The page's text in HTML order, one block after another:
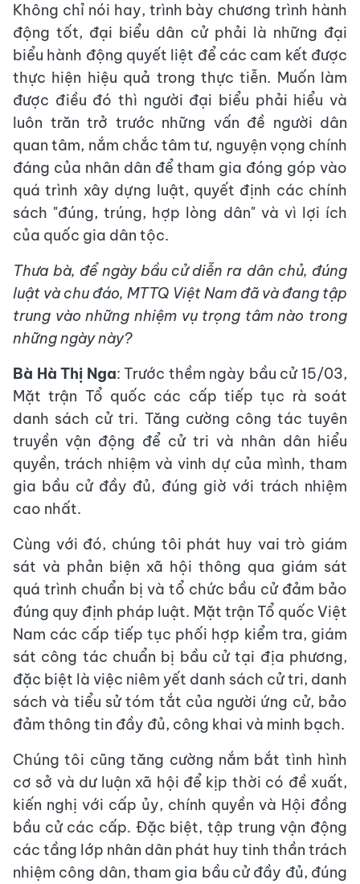
Không chỉ nói hay, trình bày chương trình hành
động tốt, đại biểu dân cử phải là những đại
biểu hành động quyết liệt để các cam kết được
thực hiện hiệu quả trong thực tiễn. Muốn làm
được điều đó thì người đại biểu phải hiểu và
luôn trăn trở trước những vấn đề người dân
quan tâm, nắm chắc tâm tư, nguyện vọng chính
đáng của nhân dân để tham gia đóng góp vào
quá trình xây dựng luật, quyết định các chính
sách "đúng, trúng, hợp lòng dân" và vì lợi ích
của quốc gia dân tộc.
Thưa bà, để ngày bầu cử diễn ra dân chủ, đúng
luật và chu đáo, MTTQ Việt Nam đã và đang tập
trung vào những nhiệm vụ trọng tâm nào trong
những ngày này?
Bà Hà Thị Nga: Trước thềm ngày bầu cử 15/03,
Mặt trận Tổ quốc các cấp tiếp tục rà soát
danh sách cử tri. Tăng cường công tác tuyên
truyền vận động để cử tri và nhân dân hiểu
quyền, trách nhiệm và vinh dự của mình, tham
gia bầu cử đầy đủ, đúng giờ với trách nhiệm
cao nhất.
Cùng với đó, chúng tôi phát huy vai trò giám
sát và phản biện xã hội thông qua giám sát
quá trình chuẩn bị và tổ chức bầu cử đảm bảo
đúng quy định pháp luật. Mặt trận Tổ quốc Việt
Nam các cấp tiếp tục phối hợp kiểm tra, giám
sát công tác chuẩn bị bầu cử tại địa phương,
đặc biệt là việc niêm yết danh sách cử tri, danh
sách và tiểu sử tóm tắt của người ứng cử, bảo
đảm thông tin đầy đủ, công khai và minh bạch.
Chúng tôi cũng tăng cường nắm bắt tình hình
cơ sở và dư luận xã hội để kịp thời có đề xuất,
kiến nghị với cấp ủy, chính quyền và Hội đồng
bầu cử các cấp. Đặc biệt, tập trung vận động
các tầng lớp nhân dân phát huy tinh thần trách
nhiệm công dân, tham gia bầu cử đầy đủ, đúng